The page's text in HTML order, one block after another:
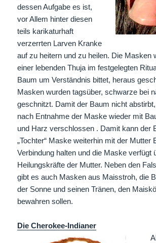
dessen Aufgabe es ist,
vor Allem hinter diesen
teils karikaturhaft
verzerrten Larven Kranke
auf zu heitern und zu heilen. Die Masken
einer lebenden Thuja im festgelegten
Baum um Verständnis bittet, heraus
Masken wurden tagsüber, schwarze bei
geschnitzt. Damit der Baum nicht
nach Entnahme der Maske wieder mit
und Harz verschlossen . Damit kann der
„Tochter“ Maske weiterhin mit der Mutter
Verbindung halten und die Maske verfügt
Heilungskräfte der Mutter. Neben den
gibt es auch Masken aus Maisstroh, die
der Sonne und seinen Tränen, den
bewahren sollen.
Die Cherokee-Indianer